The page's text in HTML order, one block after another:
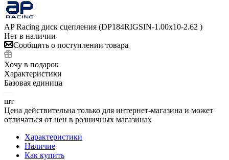
AP Racing диск сцепления (DP184RIGSIN-1.00x10-2.62 )
Нет в наличии
Сообщить о поступлении товара
Хочу в подарок
Характеристики
Базовая единица
—
шт
Цена действительна только для интернет-магазина и может
отличаться от цен в розничных магазинах
Характеристики
Наличие
Как купить